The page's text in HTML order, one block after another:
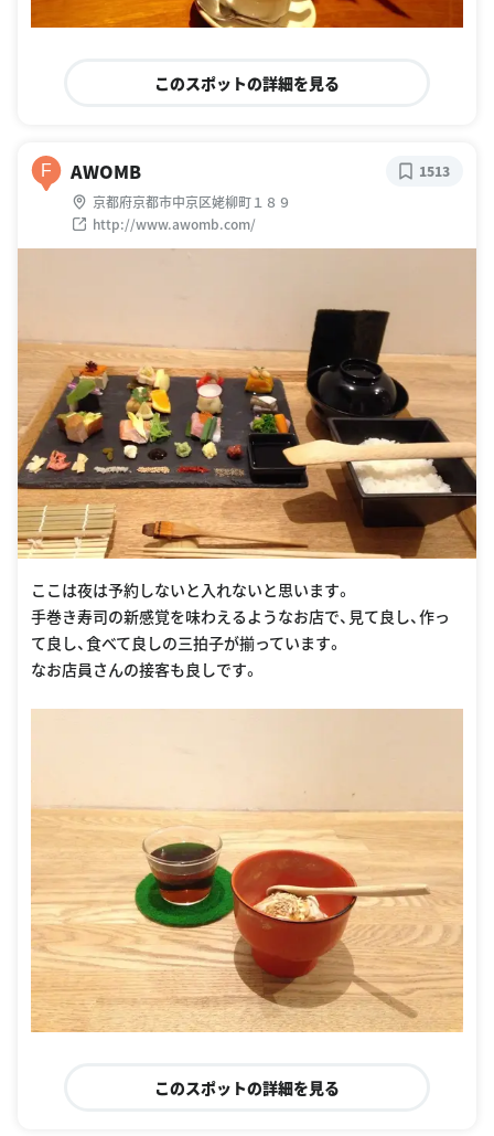
このスポットの詳細を見る
F AWOMB
京都府京都市中京区姥柳町１８９
http://www.awomb.com/
1513
ここは夜は予約しないと入れないと思います。
手巻き寿司の新感覚を味わえるようなお店で、見て良し、作っ
て良し、食べて良しの三拍子が揃っています。
なお店員さんの接客も良しです。
このスポットの詳細を見る